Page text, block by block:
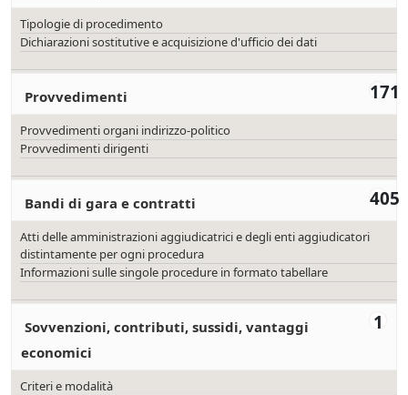
Tipologie di procedimento
Dichiarazioni sostitutive e acquisizione d'ufficio dei dati
171
Provvedimenti
Provvedimenti organi indirizzo-politico
Provvedimenti dirigenti
405
Bandi di gara e contratti
Atti delle amministrazioni aggiudicatrici e degli enti aggiudicatori
distintamente per ogni procedura
Informazioni sulle singole procedure in formato tabellare
1
Sovvenzioni, contributi, sussidi, vantaggi
economici
Criteri e modalità